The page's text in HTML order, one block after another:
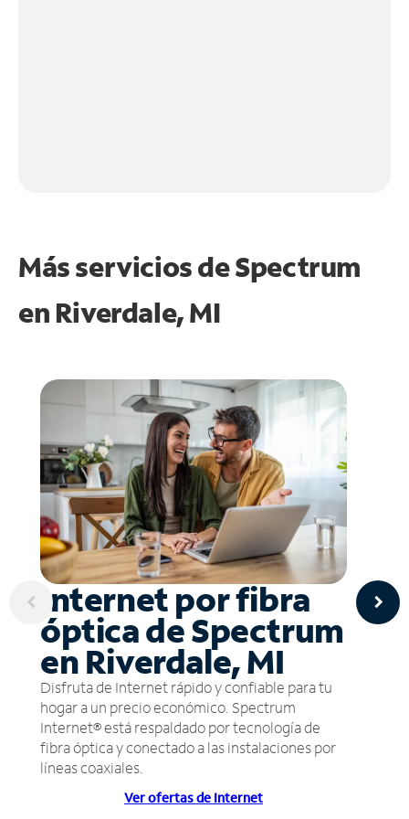
Más servicios de Spectrum
en Riverdale, MI
Internet por fibra
óptica de Spectrum
en Riverdale, MI
Disfruta de Internet rápido y confiable para tu
hogar a un precio económico. Spectrum
Internet® está respaldado por tecnología de
fibra óptica y conectado a las instalaciones por
líneas coaxiales.
Ver ofertas de Internet